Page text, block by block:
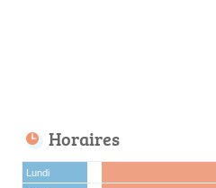
Horaires
Lundi